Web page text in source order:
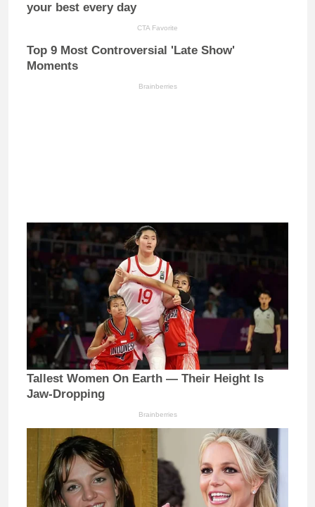
your best every day
CTA Favorite
Top 9 Most Controversial 'Late Show'
Moments
Brainberries
Tallest Women On Earth — Their Height Is
Jaw-Dropping
Brainberries